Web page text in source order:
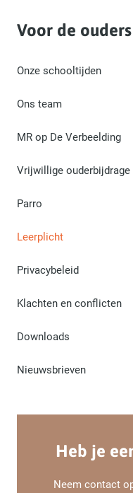
Voor de ouders
Onze schooltijden
Ons team
MR op De Verbeelding
Vrijwillige ouderbijdrage
Parro
Leerplicht
Privacybeleid
Klachten en conflicten
Downloads
Nieuwsbrieven
Heb je
Neem contact